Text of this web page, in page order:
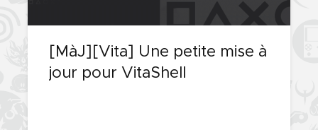
[MàJ][Vita] Une petite mise à
jour pour VitaShell